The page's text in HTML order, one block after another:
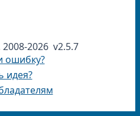
2026 v2.5.7
ошибку?
идея?